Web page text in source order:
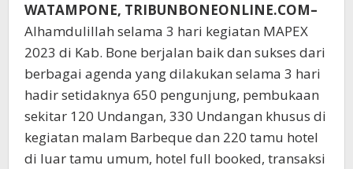
Show
Di
Kab
Bone
2023
WATAMPONE, TRIBUNBONEONLINE.COM–
Alhamdulillah selama 3 hari kegiatan MAPEX
2023 di Kab. Bone berjalan baik dan sukses dari
berbagai agenda yang dilakukan selama 3 hari
hadir setidaknya 650 pengunjung, pembukaan
sekitar 120 Undangan, 330 Undangan khusus di
kegiatan malam Barbeque dan 220 tamu hotel
di luar tamu umum, hotel full booked, transaksi